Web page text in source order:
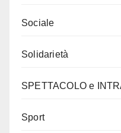
Sociale
Solidarietà
SPETTACOLO e
Sport